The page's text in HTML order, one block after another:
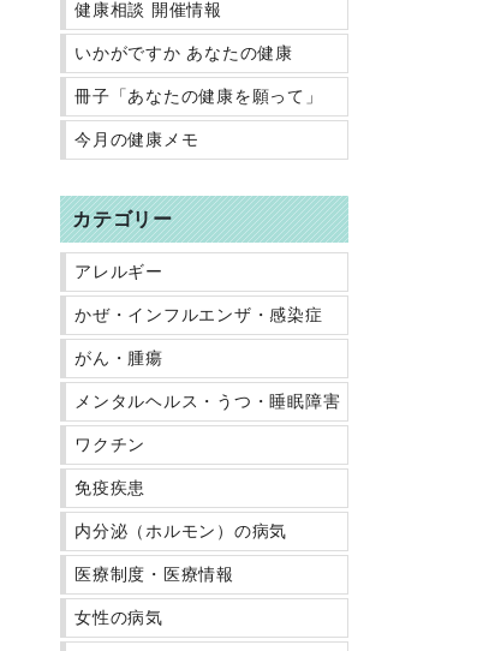
健康相談 開催情報
いかがですか あなたの健康
冊子「あなたの健康を願って」
今月の健康メモ
カテゴリー
アレルギー
かぜ・インフルエンザ・感染症
がん・腫瘍
メンタルヘルス・うつ・睡眠障害
ワクチン
免疫疾患
内分泌（ホルモン）の病気
医療制度・医療情報
女性の病気